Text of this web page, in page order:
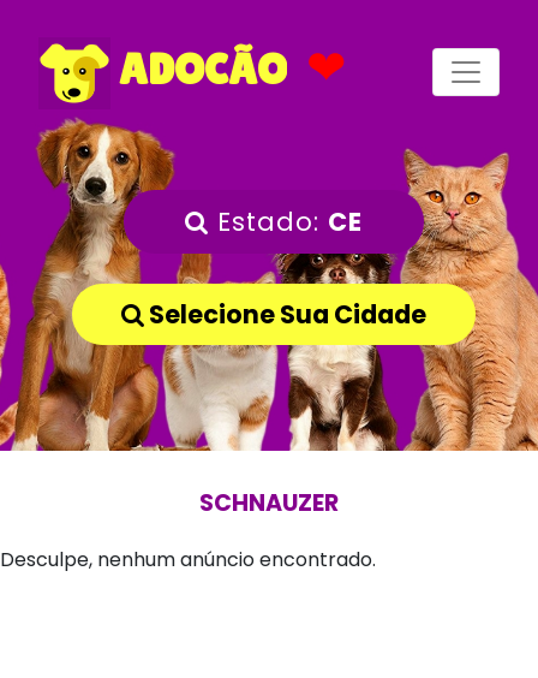
ADOCÃO ❤
Estado: CE
Selecione Sua Cidade
SCHNAUZER
Desculpe, nenhum anúncio encontrado.